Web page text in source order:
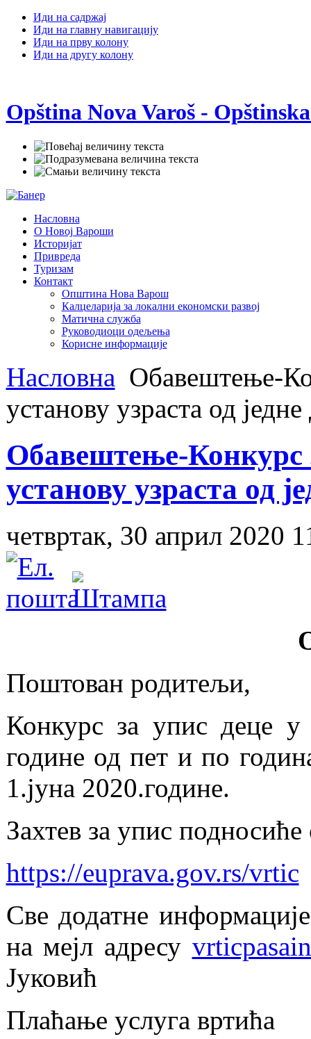
Иди на садржај
Иди на главну навигацију
Иди на прву колону
Иди на другу колону
Opština Nova Varoš -
Насловна
О Новој Вароши
Историјат
Привреда
Туризам
Контакт
Општина Нова Варош
Калцеларија за локални економски развој
Матична служба
Руководиоци одељења
Корисне информације
Насловна Обавештење-
установу узраста од
Обавештење-Конкурс
установу узраста од
четвртак, 30 април 2020
Поштован родитељи,
Конкурс за упис деце у
године од пет и по
1.јуна 2020.године.
Захтев за упис
https://euprava.gov.rs/vrtic
Све додатне
на мејл адресу
Јуковић
Плаћање услуга вртића